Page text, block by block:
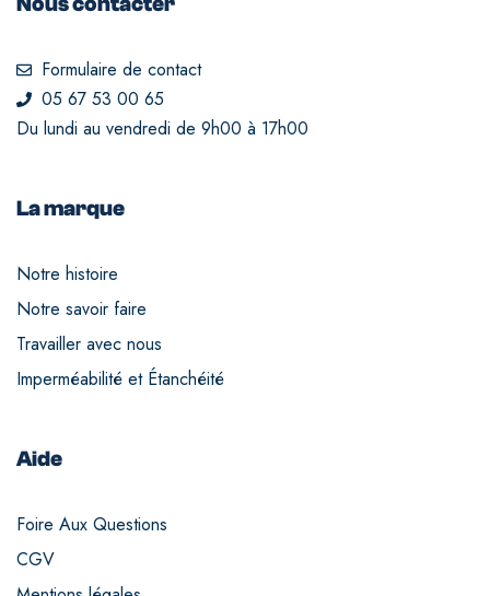
Formulaire de contact
05 67 53 00 65
Du lundi au vendredi de 9h00 à 17h00
La marque
Notre histoire
Notre savoir faire
Travailler avec nous
Imperméabilité et Étanchéité
Aide
Foire Aux Questions
CGV